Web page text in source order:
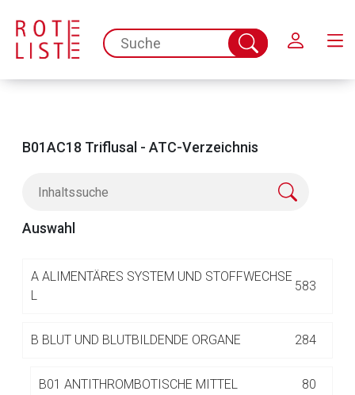
spc.search.input.placeholder
Suche
abschicken
B01AC18 Triflusal - ATC-Verzeichnis
Auswahl
A ALIMENTÄRES SYSTEM UND STOFFWECHSE
L
583
B BLUT UND BLUTBILDENDE ORGANE 284
B01 ANTITHROMBOTISCHE MITTEL 80
Aufruf einer externen Seite
Seite. Für die Inhalte der externen Web-Seite ist deren
Datenschutzbestimmungen.